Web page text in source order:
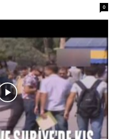
0